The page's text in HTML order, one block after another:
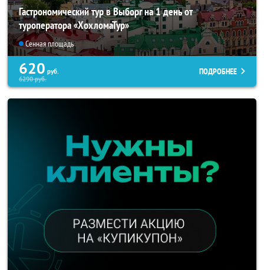
Гастрономический тур в Выборг на 1 день от
туроператора «ХохломаТур»
Сенная площадь
620 руб.
6290руб.
ПОДРОБНЕЕ